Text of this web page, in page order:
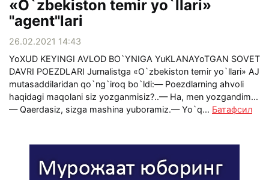
«O`zbekiston temir yo`llari»
"agent"lari
26.02.2021 14:43
YoXUD KEYINGI AVLOD BO`YNIGA YuKLANAYoTGAN SOVET
DAVRI POEZDLARI Jurnalistga «O`zbekiston temir yo`llari» AJ
mutasaddilaridan qo`ng`iroq bo`ldi:— Poezdlarning ahvoli
haqidagi maqolani siz yozganmisiz?..— Ha, men yozgandim...
— Qaerdasiz, sizga mashina yuboramiz.— Yo`q... Батафсил